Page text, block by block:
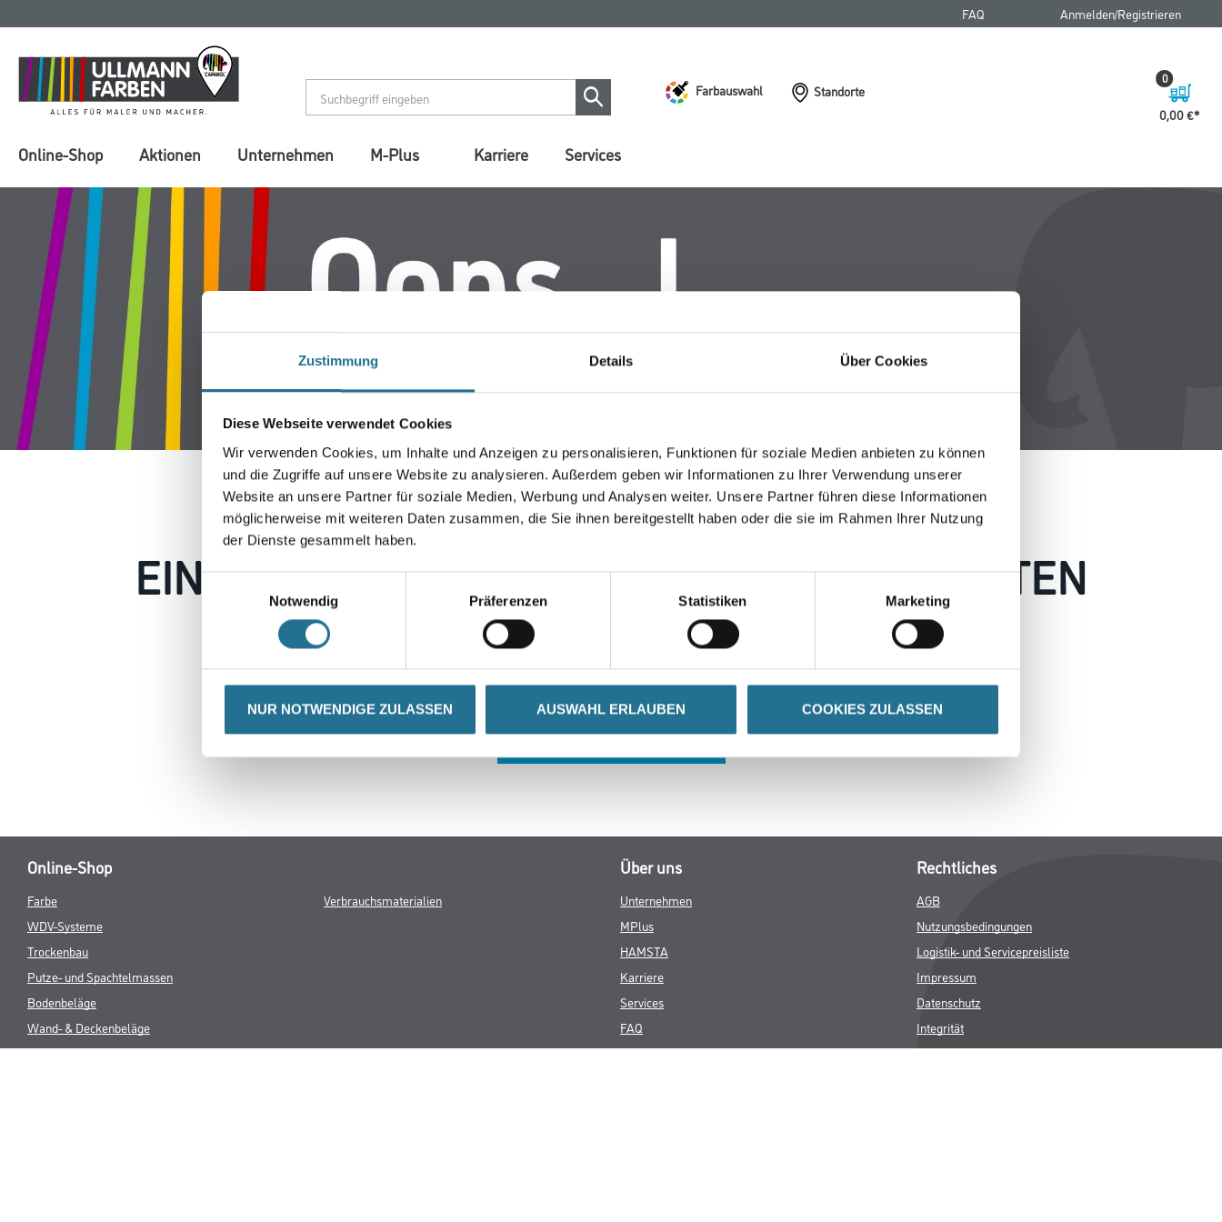
Zustimmung Details Über Cookies
Diese Webseite verwendet Cookies
Wir verwenden Cookies, um Inhalte und Anzeigen zu personalisieren, Funktionen für soziale Medien anbieten zu können
und die Zugriffe auf unsere Website zu analysieren. Außerdem geben wir Informationen zu Ihrer Verwendung unserer
Website an unsere Partner für soziale Medien, Werbung und Analysen weiter. Unsere Partner führen diese Informationen
möglicherweise mit weiteren Daten zusammen, die Sie ihnen bereitgestellt haben oder die sie im Rahmen Ihrer Nutzung
der Dienste gesammelt haben.
Notwendig
Präferenzen Statistiken Marketing
NUR NOTWENDIGE ZULASSEN AUSWAHL ERLAUBEN COOKIES ZULASSEN
springen
springen
FAQ Anmelden/Registrieren
Farbauswahl
Standorte
0,00 €
0
Online-Shop Aktionen Unternehmen M-Plus Karriere Services
EIN KLEINER ZWISCHENFALL IST AUFGETRETEN
Keine Sorge, wir pinseln schon an der Lösung und werden das Problem so schnell wie möglich beheben.
Erkunden Sie in der Zwischenzeit unseren Online-Shop und lassen Sie sich inspirieren.
Online-Shop
Farbe
WDV-Systeme
Trockenbau
Putze- und Spachtelmassen
Bodenbeläge
Wand- & Deckenbeläge
Werkzeug & Maschinen
Verbrauchsmaterialien
Über uns
Unternehmen
MPlus
HAMSTA
Karriere
Services
FAQ
Rechtliches
AGB
Nutzungsbedingungen
Logistik- und Servicepreisliste
Impressum
Datenschutz
Integrität
Kontakt